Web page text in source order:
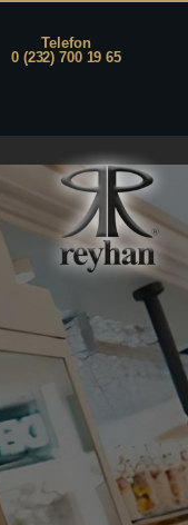
Telefon
0 (232) 700 19 65